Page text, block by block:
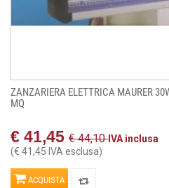
ZANZARIERA ELETTRICA MAURER
MQ
€ 41,45 € 44,10 IVA inclusa
(€ 41,45 IVA esclusa)
ACQUISTA